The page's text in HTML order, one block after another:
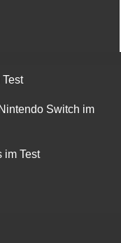
Switch im
im Test